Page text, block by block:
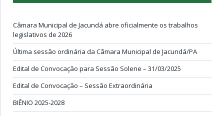
Câmara Municipal de Jacundá abre oficialmente os trabalhos
legislativos de 2026
Última sessão ordinária da Câmara Municipal de Jacundá/PA
Edital de Convocação para Sessão Solene – 31/03/2025
Edital de Convocação – Sessão Extraordinária
BIÊNIO 2025-2028